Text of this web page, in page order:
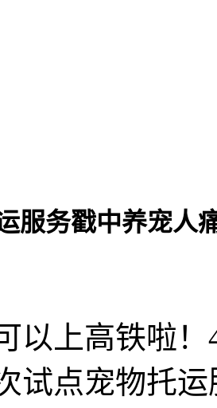
服务戳中养宠人
以上高铁啦
试点宠物托